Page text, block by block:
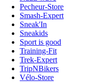
Pecheur-Store
Smash-Expert
Sneak'In
Sneakids
Sport is good
Training-Fit
Trek-Expert
TripNBikers
Vélo-Store